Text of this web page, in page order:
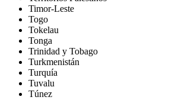
Timor-Leste
Togo
Tokelau
Tonga
Trinidad y Tobago
Turkmenistán
Turquía
Tuvalu
Túnez